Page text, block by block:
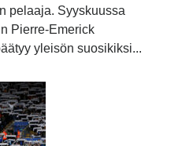
pelaaja. Syyskuussa
Pierre-Emerick
yleisön suosikiksi...